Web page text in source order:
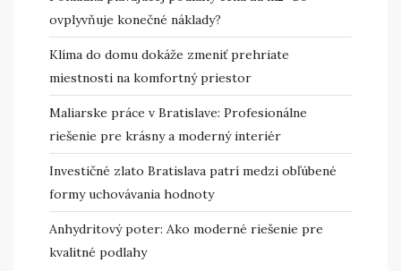
ovplyvňuje konečné náklady?
Klíma do domu dokáže zmeniť prehriate
miestnosti na komfortný priestor
Maliarske práce v Bratislave: Profesionálne
riešenie pre krásny a moderný interiér
Investičné zlato Bratislava patrí medzi obľúbené
formy uchovávania hodnoty
Anhydritový poter: Ako moderné riešenie pre
kvalitné podlahy